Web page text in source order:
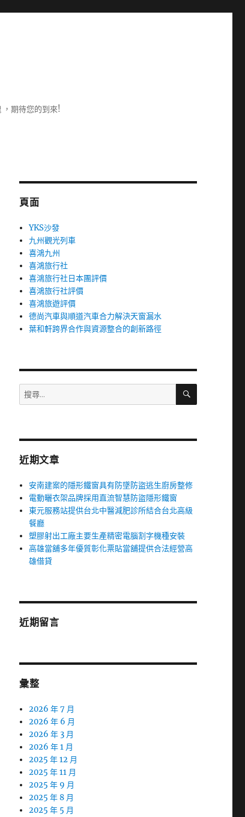
期待您的到來!
頁面
YKS沙發
九州觀光列車
喜鴻九州
喜鴻旅行社
喜鴻旅行社日本團評價
喜鴻旅行社評價
喜鴻旅遊評價
德尚汽車與順道汽車合力解決天窗漏水
葉和軒跨界合作與資源整合的創新路徑
搜
尋
字:
搜
近期文章
安南建案的隱形鐵窗具有防墜防盜逃生廚房整修
電動曬衣架品牌採用直流智慧防盜隱形鐵窗
東元服務站提供台北中醫減肥診所結合台北高級
餐廳
塑膠射出工廠主要生產精密電腦割字機種安裝
高雄當舖多年優質彰化票貼當舖提供合法經營高
雄借貸
近期留言
彙整
2026 年 7 月
2026 年 6 月
2026 年 3 月
2026 年 1 月
2025 年 12 月
2025 年 11 月
2025 年 9 月
2025 年 8 月
2025 年 5 月